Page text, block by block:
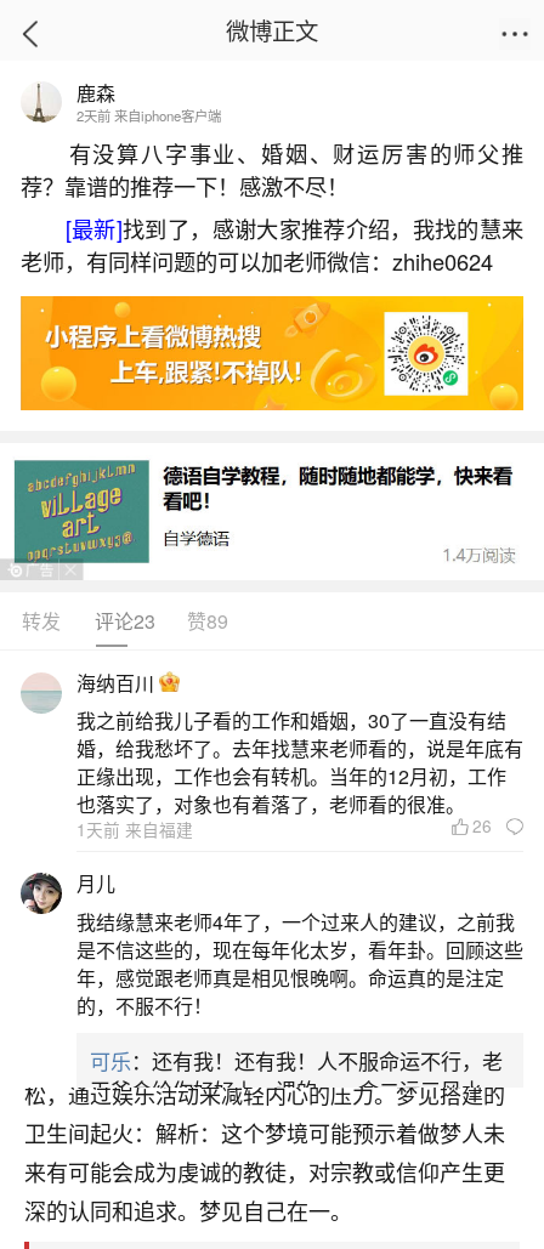
首页
梦见家里卫生间着火是什么意思？
2026-07-04 14:31:06 6 1 赞
生活中像梦见家里卫生间着火是什么意思？都
是很常见的问题，但是小问题不注意可能会引起大
麻烦，下面就这个问题给大家做一些解读：
一、梦见卫生间起火什么意思
梦见卫生间起火，多象征情绪积压、隐私困扰
或内在清洁需求被激化，火代表转化与警示，卫生
间则关联排泄、隐秘与自我释放——火在私密空间
需及时“清理”的人际关系、心理负担或生活琐事。不
同人群有细化解读：做生意者初遇阻碍但后可重
整；恋爱中者宜收敛锋芒、以柔处之；本命年者需
防小人、谨防火灾水患等
二、梦见卫生间起火好不好梦见卫生间起火梦
境解析
解析：这通常预示着做梦人内心渴望追求一种
安静、平淡的生活状态，同时也反映了他对宽敞明
亮大房子的向往。建议做梦人在现实生活中适当放
松，通过娱乐活动来减轻内心的压力。梦见搭建的
卫生间起火：解析：这个梦境可能预示着做梦人未
来有可能会成为虔诚的教徒，对宗教或信仰产生更
深的认同和追求。梦见自己在一。
微博正文
鹿森
2天前 来自iphone客户端
有没算八字事业、婚姻、财运厉害的师父推
荐？靠谱的推荐一下！感激不尽！
[最新]找到了，感谢大家推荐介绍，我找的慧来
老师，有同样问题的可以加老师微信：zhihe0624
转发 评论23 赞89
海纳百川
我之前给我儿子看的工作和婚姻，30了一直没有结
婚，给我愁坏了。去年找慧来老师看的，说是年底有
正缘出现，工作也会有转机。当年的12月初，工作
也落实了，对象也有着落了，老师看的很准。
1天前 来自福建 26
月儿
我结缘慧来老师4年了，一个过来人的建议，之前我
是不信这些的，现在每年化太岁，看年卦。回顾这些
年，感觉跟老师真是相见恨晚啊。命运真的是注定
的，不服不行！
可乐：还有我！还有我！人不服命运不行，老
天爷会给你好好上一课的。一命二运三风水，
哪样不服都不行！
平安是福：我也是每年找老师化太岁，看年
卦，认识老师3年了，都是缘分啊！